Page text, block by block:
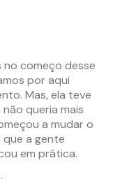
no começo desse
por aqui
Mas, ela teve
queria mais
a mudar o
que a gente
em prática.